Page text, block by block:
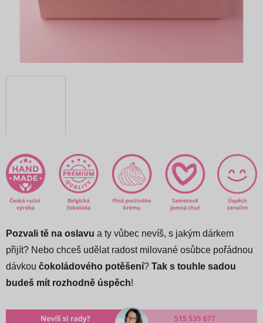
Pozvali tě na oslavu a ty vůbec nevíš, s jakým dárkem
přijít? Nebo chceš udělat radost milované osůbce pořádnou
dávkou čokoládového potěšení? Tak s touhle sadou
budeš mít rozhodně úspěch!